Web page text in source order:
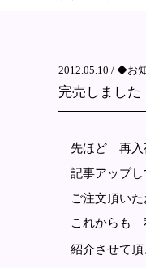
2012.05.10 / ◆お
完売しました
先ほど 再入
記事アップし
ご注文頂いた
これからも
紹介させて頂